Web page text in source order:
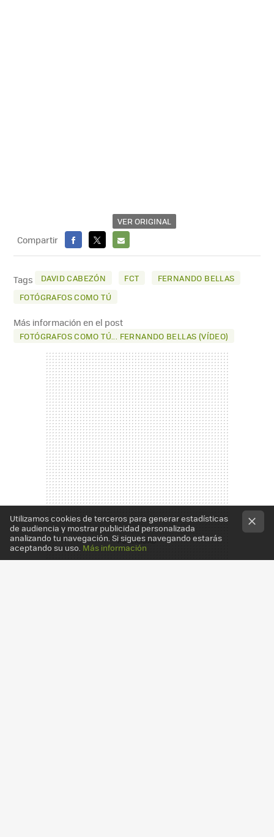
VER ORIGINAL
Compartir
FACEBOOK
X
E-
MAIL
Tags DAVID CABEZÓN FCT
FERNANDO BELLAS
FOTÓGRAFOS COMO TÚ
Más información en el post
FOTÓGRAFOS COMO TÚ... FERNANDO BELLAS (VÍDEO)
Utilizamos cookies de terceros para generar estadísticas
de audiencia y mostrar publicidad personalizada
analizando tu navegación. Si sigues navegando estarás
aceptando su uso. Más información